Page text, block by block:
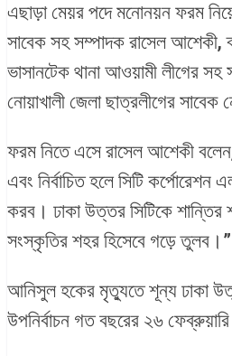
এছাড়া মেয়র পদে মনোনয়ন ফরম
সাবেক সহ সম্পাদক রাসেল আশেকী,
ভাসানটেক থানা আওয়ামী লীগের
নোয়াখালী জেলা ছাত্রলীগের সাবেক
ফরম নিতে এসে রাসেল আশেকী
এবং নির্বাচিত হলে সিটি কর্পোরেশন
করব। ঢাকা উত্তর সিটিকে শান্তির
সংস্কৃতির শহর হিসেবে গড়ে তুলব।”
আনিসুল হকের মৃত্যুতে শূন্য ঢাকা
উপনির্বাচন গত বছরের ২৬